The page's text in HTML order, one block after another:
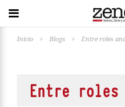
Inicio > Blogs > Entre roles
Entre roles